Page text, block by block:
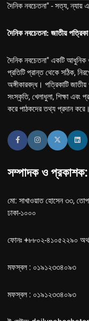
দৈনিক নবচেতনা" - সত্য, ন্যায়
দৈনিক নবচেতনা: জাতীয় পত্রিকা
দৈনিক নবচেতনা" একটি আধুনিক
প্রতিটি প্রান্ত থেকে সঠিক,
অঙ্গীকারবদ্ধ। পত্রিকাটি
সংস্কৃতি, খেলাধুলা, শিক্ষা এবং
করে পাঠকদের তথ্য প্রদান করে।
সম্পাদক ও প্রকাশক:
মো: সাখাওয়াত হোসেন ৩৩,
ঢাকা-১০০০
ফোনঃ +৮৮০২-৪১০৫২২৯০
মফস্বল : ০১৯১২৩৩৪০৯৩
মফস্বল : ০১৯১২৩৩৪০৯৩